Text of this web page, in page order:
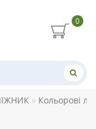
0
Кольорові